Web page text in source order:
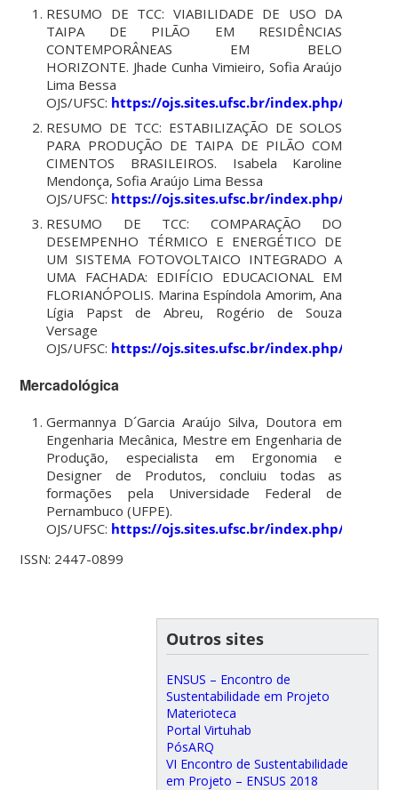
RESUMO DE TCC: VIABILIDADE DE USO DA
TAIPA DE PILÃO EM RESIDÊNCIAS
CONTEMPORÂNEAS EM BELO
HORIZONTE. Jhade Cunha Vimieiro, Sofia Araújo
Lima Bessa
OJS/UFSC: https://ojs.sites.ufsc.br/index.php/
RESUMO DE TCC: ESTABILIZAÇÃO DE SOLOS
PARA PRODUÇÃO DE TAIPA DE PILÃO COM
CIMENTOS BRASILEIROS. Isabela Karoline
Mendonça, Sofia Araújo Lima Bessa
OJS/UFSC: https://ojs.sites.ufsc.br/index.php/
RESUMO DE TCC: COMPARAÇÃO DO
DESEMPENHO TÉRMICO E ENERGÉTICO DE
UM SISTEMA FOTOVOLTAICO INTEGRADO A
UMA FACHADA: EDIFÍCIO EDUCACIONAL EM
FLORIANÓPOLIS. Marina Espíndola Amorim, Ana
Lígia Papst de Abreu, Rogério de Souza
Versage
OJS/UFSC: https://ojs.sites.ufsc.br/index.php/
Mercadológica
Germannya D´Garcia Araújo Silva, Doutora em
Engenharia Mecânica, Mestre em Engenharia de
Produção, especialista em Ergonomia e
Designer de Produtos, concluiu todas as
formações pela Universidade Federal de
Pernambuco (UFPE).
OJS/UFSC: https://ojs.sites.ufsc.br/index.php/
ISSN: 2447-0899
Outros sites
ENSUS – Encontro de
Sustentabilidade em Projeto
Materioteca
Portal Virtuhab
PósARQ
VI Encontro de Sustentabilidade
em Projeto – ENSUS 2018